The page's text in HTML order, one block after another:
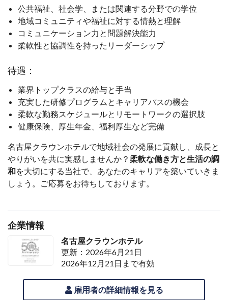
公共福祉、社会学、または関連する分野での学位
地域コミュニティや福祉に対する情熱と理解
コミュニケーション力と問題解決能力
柔軟性と協調性を持ったリーダーシップ
待遇：
業界トップクラスの給与と手当
充実した研修プログラムとキャリアパスの機会
柔軟な勤務スケジュールとリモートワークの選択肢
健康保険、厚生年金、福利厚生など完備
名古屋クラウンホテルで地域社会の発展に貢献し、成長と
やりがいを共に実感しませんか？ 柔軟な働き方と生活の調
和を大切にする当社で、あなたのキャリアを築いていきま
しょう。ご応募をお待ちしております。
企業情報
名古屋クラウンホテル
更新：2026年6月21日
2026年12月21日まで有効
雇用者の詳細情報を見る